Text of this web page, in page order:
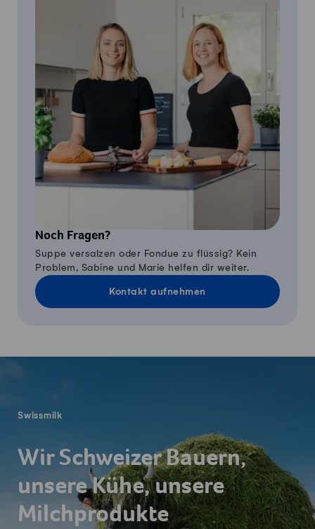
Noch Fragen?
Suppe versalzen oder Fondue zu flüssig? Kein
Problem, Sabine und Marie helfen dir weiter.
Kontakt aufnehmen
Swissmilk
Wir Schweizer Bauern,
unsere Kühe, unsere
Milchprodukte